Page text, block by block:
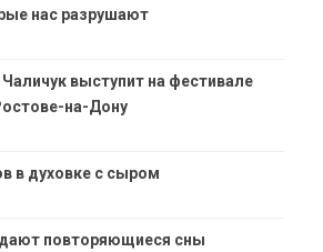
нас разрушают
выступит на фестивале
на-Дону
в духовке с сыром
повторяющиеся сны